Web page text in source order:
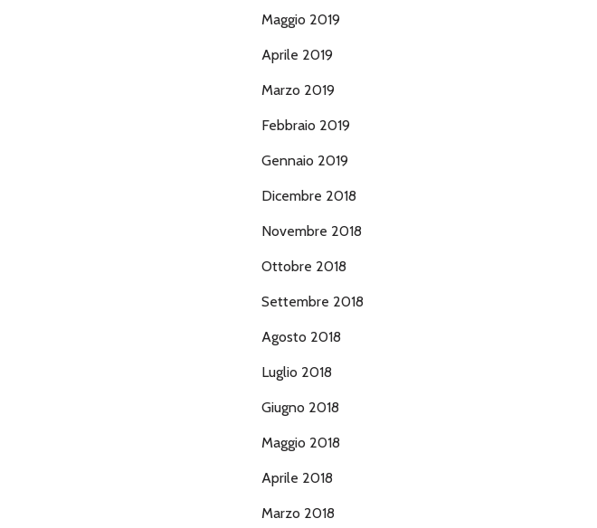
Maggio 2019
Aprile 2019
Marzo 2019
Febbraio 2019
Gennaio 2019
Dicembre 2018
Novembre 2018
Ottobre 2018
Settembre 2018
Agosto 2018
Luglio 2018
Giugno 2018
Maggio 2018
Aprile 2018
Marzo 2018